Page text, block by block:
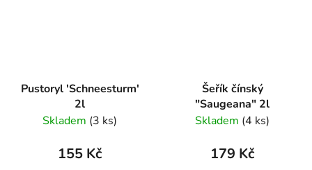
Pustoryl 'Schneesturm'
2l
Philadelphus
Skladem (3 ks)
155 Kč
Šeřík čínský
"Saugeana" 2l
Syringa chinensis
Skladem (4 ks)
179 Kč